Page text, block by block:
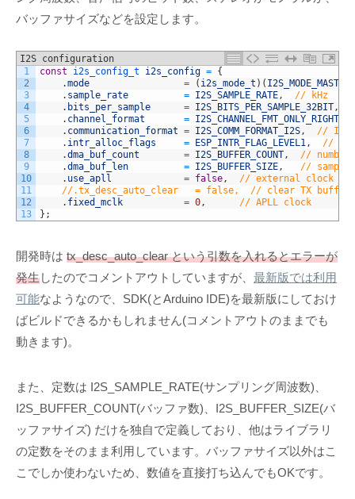
バッファサイズなどを設定します。
I2S configuration
1
2
3
4
5
6
7
8
9
10
11
12
13
const i2s_config_t i2s_config = {
.mode = ( i2s_mode_t ) ( I2S_MODE_MASTER
. sample_rate = I2S_SAMPLE_RATE,
// kHz
. bits_per_sample = I2S_BITS_PER_SAMPLE_32BIT,
. channel_format = I2S_CHANNEL_FMT_ONLY_RIGHT
. communication_format = I2S_COMM_FORMAT_I2S,
// I2S
. intr_alloc_flags = ESP_INTR_FLAG_LEVEL1,
//
.dma_buf_count = I2S_BUFFER_COUNT,
//
.dma_buf_len = I2S_BUFFER_SIZE,
//
. use_apll = false,
// external clock
//.tx_desc_auto_clear   = false,  // clear TX buffer
. fixed_mclk = 0,
// APLL clock
} ;
開発時は tx_desc_auto_clear という引数を入れるとエラーが
発生したのでコメントアウトしていますが、 最新版では利用
可能なようなので、SDK(とArduino IDE)を最新版にしておけ
ばビルドできるかもしれません(コメントアウトのままでも
動きます)。
また、定数は I2S_SAMPLE_RATE(サンプリング周波数)、
I2S_BUFFER_COUNT(バッファ数)、I2S_BUFFER_SIZE(バ
ッファサイズ) だけを独自で定義しており、他はライブラリ
の定数をそのまま利用しています。バッファサイズ以外はこ
こでしか使わないため、数値を直接打ち込んでもOKです。